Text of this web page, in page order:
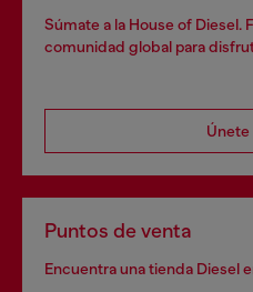
Súmate a la House of Diesel.
comunidad global para
Únete
Puntos de venta
Encuentra una tienda Diesel